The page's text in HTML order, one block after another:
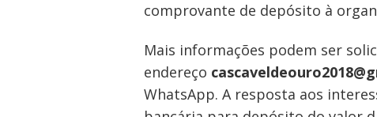
comprovante de depósito à
Mais informações podem ser
endereço
WhatsApp. A resposta aos